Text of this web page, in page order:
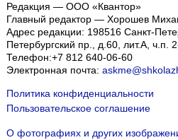
Редакция — ООО «Квантор»
Главный редактор — Хорошев
Адрес редакции: 198516 Санкт-
Петербургский пр., д.60, лит.А, ч.п.
Телефон:+7 812 640-06-60
Электронная почта:
Политика конфиденциальности
Пользовательское соглашение
О фотографиях и других